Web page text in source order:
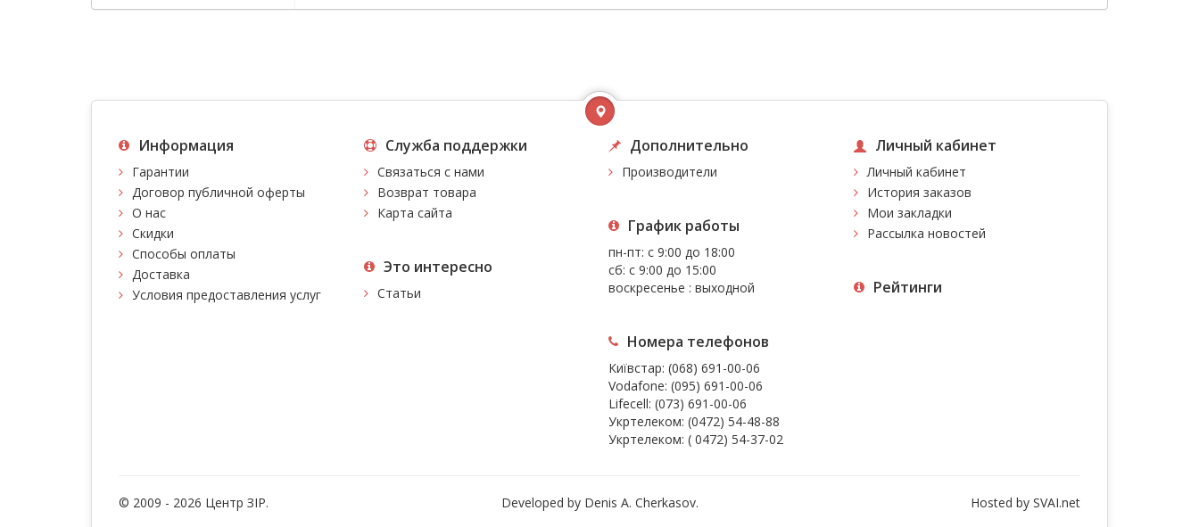
Информация
Гарантии
Договор публичной оферты
О нас
Скидки
Способы оплаты
Доставка
Условия предоставления услуг
Служба поддержки
Связаться с нами
Возврат товара
Карта сайта
Это интересно
Статьи
Дополнительно
Производители
График работы
пн-пт: с 9:00 до 18:00
сб: с 9:00 до 15:00
воскресенье : выходной
Номера телефонов
Київстар: (068) 691-00-06
Vodafone: (095) 691-00-06
Lifecell: (073) 691-00-06
Укртелеком: (0472) 54-48-88
Укртелеком: ( 0472) 54-37-02
Личный кабинет
Личный кабинет
История заказов
Мои закладки
Рассылка новостей
Рейтинги
© 2009 - 2026 Центр ЗIР. Developed by Denis A. Cherkasov. Hosted by SVAI.net